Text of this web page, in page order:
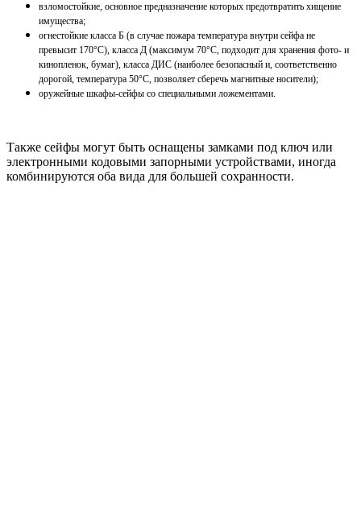
взломостойкие, основное предназначение которых предотвратить хищение
имущества;
огнестойкие класса Б (в случае пожара температура внутри сейфа не
превысит 170°С), класса Д (максимум 70°С, подходит для хранения фото- и
кинопленок, бумаг), класса ДИС (наиболее безопасный и, соответственно
дорогой, температура 50°С, позволяет сберечь магнитные носители);
оружейные шкафы-сейфы со специальными ложементами.
Также сейфы могут быть оснащены замками под ключ или
электронными кодовыми запорными устройствами, иногда
комбинируются оба вида для большей сохранности.